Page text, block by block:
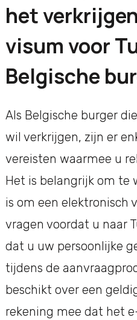
het
visum voor
Belgische
Als Belgische burger
wil verkrijgen, zijn er
vereisten waarmee u
Het is belangrijk om te
is om een elektronisch
vragen voordat u naar
dat u uw persoonlijke
tijdens de
beschikt over een
rekening mee dat het